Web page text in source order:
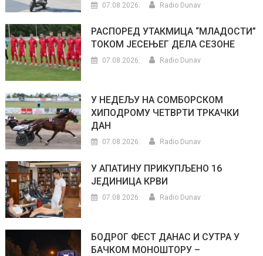
07.08.2026. Radio Dunav
РАСПОРЕД УТАКМИЦА “МЛАДОСТИ”
ТОКОМ ЈЕСЕЊЕГ ДЕЛА СЕЗОНЕ
07.08.2026. Radio Dunav
У НЕДЕЉУ НА СОМБОРСКОМ
ХИПОДРОМУ ЧЕТВРТИ ТРКАЧКИ
ДАН
07.08.2026. Radio Dunav
У АПАТИНУ ПРИКУПЉЕНО 16
ЈЕДИНИЦА КРВИ
07.08.2026. Radio Dunav
БОДРОГ ФЕСТ ДАНАС И СУТРА У
БАЧКОМ МОНОШТОРУ –